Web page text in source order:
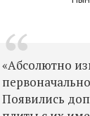
«Абсолютно
Появились